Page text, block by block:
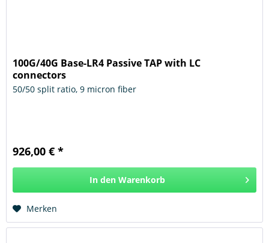
100G/40G Base-LR4 Passive TAP with LC
connectors
50/50 split ratio, 9 micron fiber
926,00 € *
In den Warenkorb
Merken